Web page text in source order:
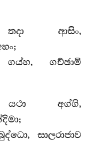
තදා ආසිං,
ගච්ඡාමි
යථා අග්ගි,
සාලරාජාව